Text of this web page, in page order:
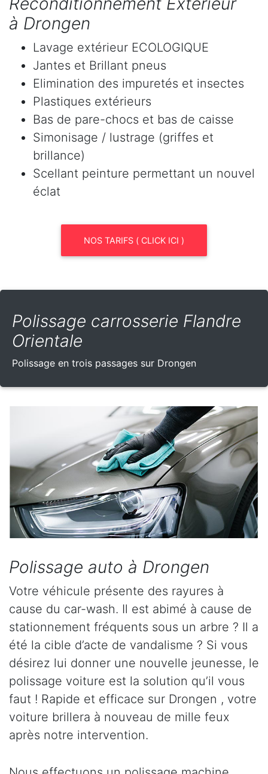
à Drongen
Lavage extérieur ECOLOGIQUE
Jantes et Brillant pneus
Elimination des impuretés et insectes
Plastiques extérieurs
Bas de pare-chocs et bas de caisse
Simonisage / lustrage (griffes et
brillance)
Scellant peinture permettant un nouvel
éclat
NOS TARIFS ( CLICK ICI )
Polissage carrosserie Flandre
Orientale
Polissage en trois passages sur Drongen
Polissage auto à Drongen
Votre véhicule présente des rayures à
cause du car-wash. Il est abimé à cause de
stationnement fréquents sous un arbre ? Il a
été la cible d’acte de vandalisme ? Si vous
désirez lui donner une nouvelle jeunesse, le
polissage voiture est la solution qu’il vous
faut ! Rapide et efficace sur Drongen , votre
voiture brillera à nouveau de mille feux
après notre intervention.